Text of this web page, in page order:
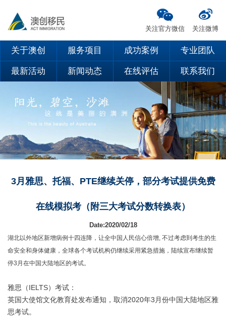
关注官方微信 关注微博
关于澳创 服务项目 成功案例 专业团队
最新活动 新闻动态 在线评估 联系我们
3月雅思、托福、PTE继续关停，部分考试提供免费
在线模拟考（附三大考试分数转换表）
Date:2020/02/18
湖北以外地区新增病例十四连降，让全中国人民信心倍增, 不过考虑到考生的生
命安全和身体健康，全球各个考试机构仍继续采用紧急措施，陆续宣布继续暂
停3月在中国大陆地区的考试。
雅思（IELTS）考试：
英国大使馆文化教育处发布通知，取消2020年3月份中国大陆地区雅
思考试。